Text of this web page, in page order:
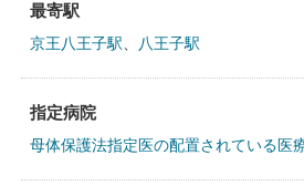
最寄駅
京王八王子駅 八王子駅
指定病院
母体保護法指定医の配置されている医